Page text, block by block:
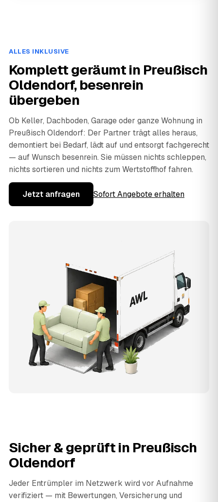
ALLES INKLUSIVE
Komplett geräumt in Preußisch
Oldendorf, besenrein
übergeben
Ob Keller, Dachboden, Garage oder ganze Wohnung in
Preußisch Oldendorf: Der Partner trägt alles heraus,
demontiert bei Bedarf, lädt auf und entsorgt fachgerecht
— auf Wunsch besenrein. Sie müssen nichts schleppen,
nichts sortieren und nichts zum Wertstoffhof fahren.
Jetzt anfragen Sofort Angebote erhalten
Sicher & geprüft in Preußisch
Oldendorf
Jeder Entrümpler im Netzwerk wird vor Aufnahme
verifiziert — mit Bewertungen, Versicherung und